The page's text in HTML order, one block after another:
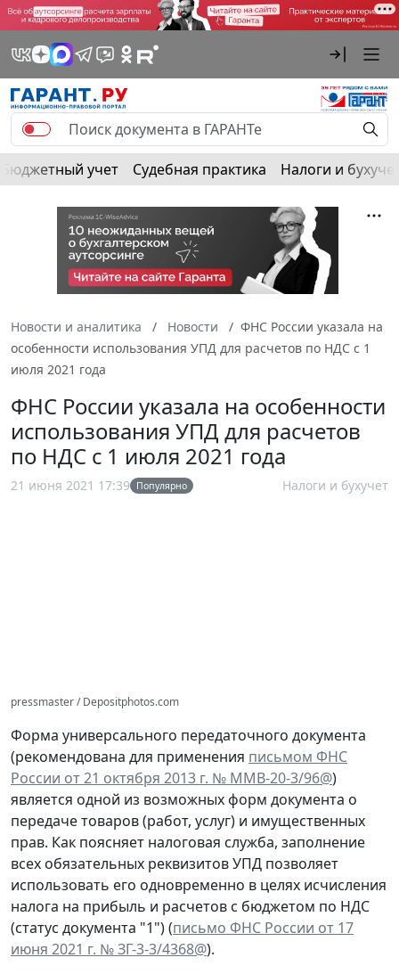
Бюджетный учет Судебная практика Налоги и
Новости и аналитика Новости
ФНС России указала на
особенности использования УПД для расчетов по НДС с 1
июля 2021 года
ФНС России указала на особенности
использования УПД для расчетов
по НДС с 1 июля 2021 года
21 июня 2021 17:39 Популярно Налоги и бухучет
pressmaster / Depositphotos.com
Форма универсального передаточного документа
(рекомендована для применения письмом ФНС
России от 21 октября 2013 г. № ММВ-20-3/96@)
является одной из возможных форм документа о
передаче товаров (работ, услуг) и имущественных
прав. Как поясняет налоговая служба, заполнение
всех обязательных реквизитов УПД позволяет
использовать его одновременно в целях исчисления
налога на прибыль и расчетов с бюджетом по НДС
(статус документа "1") (письмо ФНС России от 17
июня 2021 г. № ЗГ-3-3/4368@).